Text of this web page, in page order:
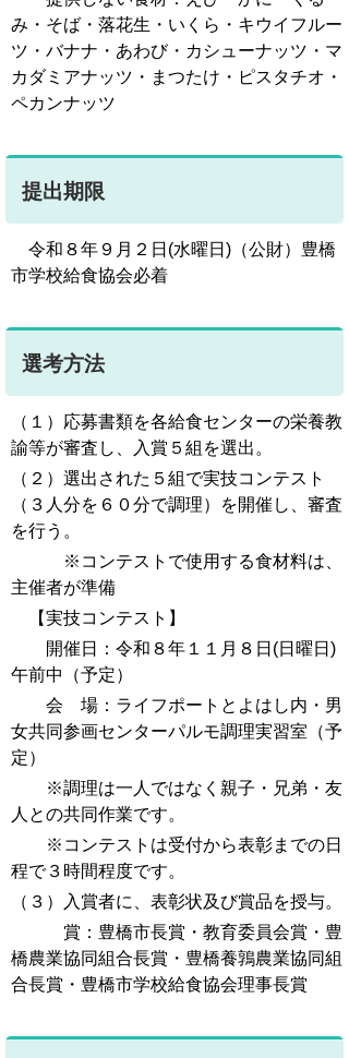
み・そば・落花生・いくら・キウイフルー
ツ・バナナ・あわび・カシューナッツ・マ
カダミアナッツ・まつたけ・ピスタチオ・
ペカンナッツ
提出期限
令和８年９月２日(水曜日)（公財）豊橋
市学校給食協会必着
選考方法
（１）応募書類を各給食センターの栄養教
諭等が審査し、入賞５組を選出。
（２）選出された５組で実技コンテスト
（３人分を６０分で調理）を開催し、審査
を行う。
※コンテストで使用する食材料は、
主催者が準備
【実技コンテスト】
開催日：令和８年１１月８日(日曜日)
午前中（予定）
会 場：ライフポートとよはし内・男
女共同参画センターパルモ調理実習室（予
定）
※調理は一人ではなく親子・兄弟・友
人との共同作業です。
※コンテストは受付から表彰までの日
程で３時間程度です。
（３）入賞者に、表彰状及び賞品を授与。
賞：豊橋市長賞・教育委員会賞・豊
橋農業協同組合長賞・豊橋養鶉農業協同組
合長賞・豊橋市学校給食協会理事長賞